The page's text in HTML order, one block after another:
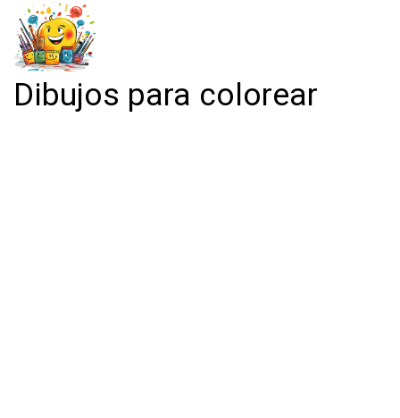
Dibujos para colorear